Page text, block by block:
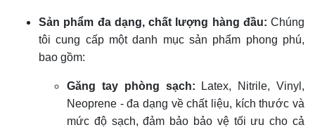
Sản phẩm đa dạng, chất lượng hàng đầu: Chúng
tôi cung cấp một danh mục sản phẩm phong phú,
bao gồm:
Găng tay phòng sạch: Latex, Nitrile, Vinyl,
Neoprene - đa dạng về chất liệu, kích thước và
mức độ sạch, đảm bảo bảo vệ tối ưu cho cả